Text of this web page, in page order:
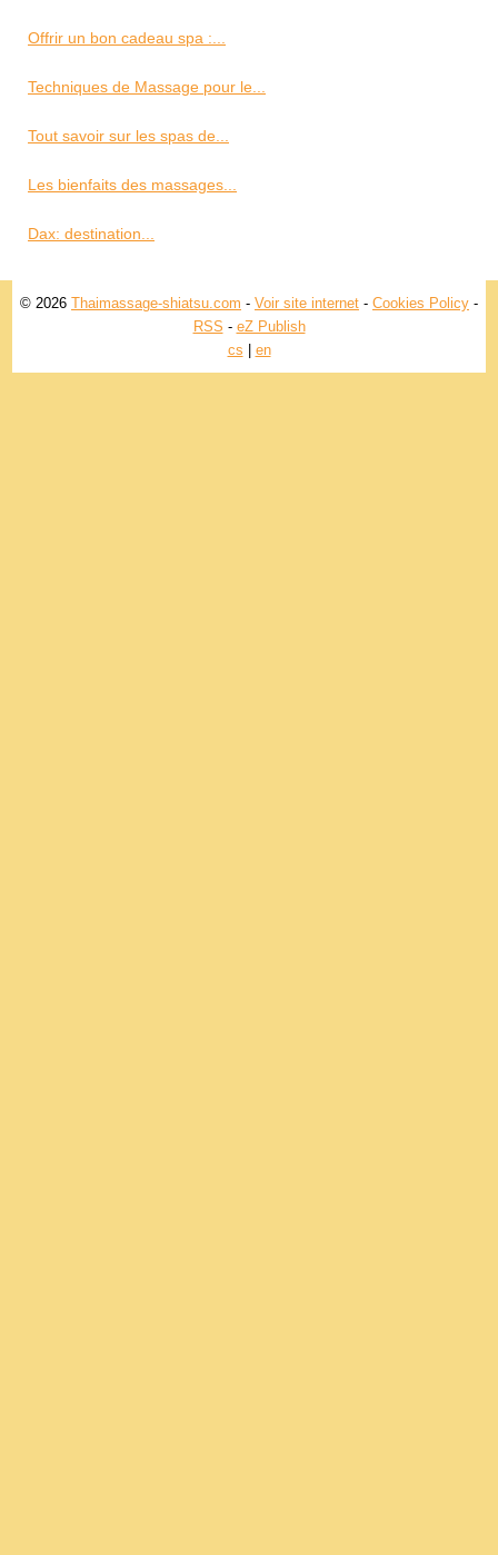
Offrir un bon cadeau spa :...
Techniques de Massage pour le...
Tout savoir sur les spas de...
Les bienfaits des massages...
Dax: destination...
© 2026 Thaimassage-shiatsu.com - Voir site internet - Cookies Policy -
RSS - eZ Publish
cs
en